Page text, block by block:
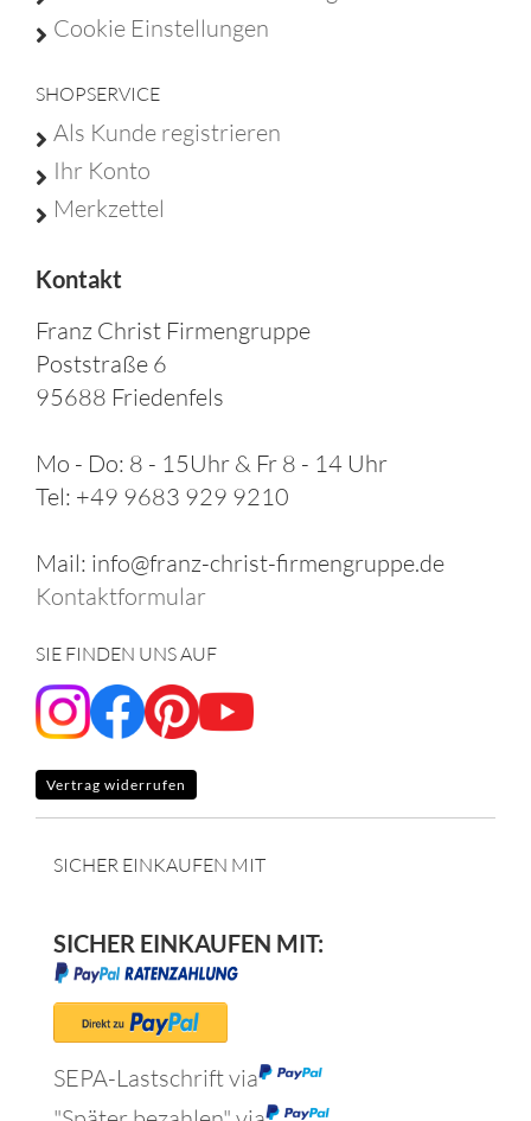
Cookie Einstellungen
SHOPSERVICE
Als Kunde registrieren
Ihr Konto
Merkzettel
Kontakt
Franz Christ Firmengruppe
Poststraße 6
95688 Friedenfels
Mo - Do: 8 - 15Uhr & Fr 8 - 14 Uhr
Tel: +49 9683 929 9210
Mail: info@franz-christ-firmengruppe.de
Kontaktformular
SIE FINDEN UNS AUF
Vertrag widerrufen
SICHER EINKAUFEN MIT
SICHER EINKAUFEN MIT:
SEPA-Lastschrift via